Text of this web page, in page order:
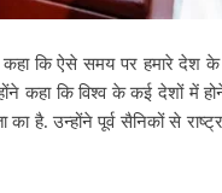
कहा कि ऐसे समय पर हमारे देश
कहा कि विश्व के कई देशों में
उन्होंने पूर्व सैनिकों से